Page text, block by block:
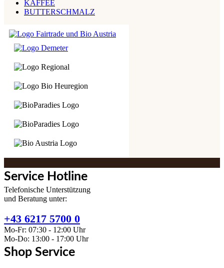
KAFFEE
BUTTERSCHMALZ
Service Hotline
Telefonische Unterstützung
und Beratung unter:
+43 6217 5700 0
Mo-Fr: 07:30 - 12:00 Uhr
Mo-Do: 13:00 - 17:00 Uhr
Shop Service